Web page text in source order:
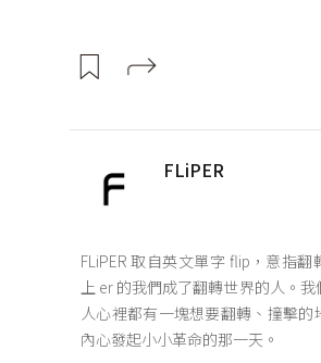
FLiPER
FLiPER 取自英文單字 flip，意指翻
上 er 的我們成了翻轉世界的人。我
人心裡都有一塊想要翻轉、撞擊的
內心發起小小革命的那一天。